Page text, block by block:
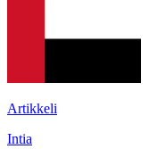
Artikkeli
Intia